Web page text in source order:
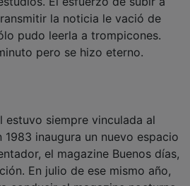
la noticia le vació de
pudo leerla a trompicones.
pero se hizo eterno.
inaugura un nuevo espacio
el magazine Buenos días,
En julio de ese mismo año,
conducir el magazine nocturno